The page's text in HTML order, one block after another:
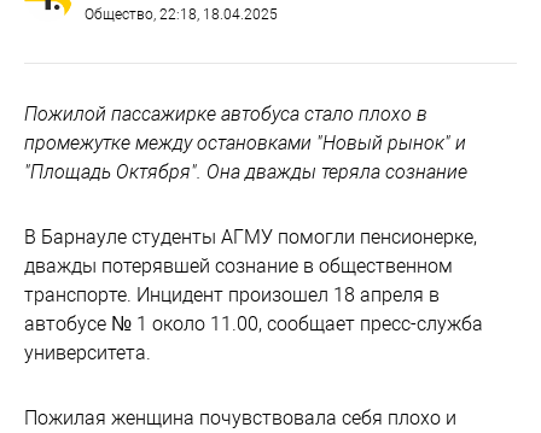
Общество , 22:18, 18.04.2025
Пожилой пассажирке автобуса стало плохо в
промежутке между остановками "Новый рынок" и
"Площадь Октября". Она дважды теряла сознание
В Барнауле студенты АГМУ помогли пенсионерке,
дважды потерявшей сознание в общественном
транспорте. Инцидент произошел 18 апреля в
автобусе № 1 около 11.00, сообщает пресс-служба
университета.
Пожилая женщина почувствовала себя плохо и